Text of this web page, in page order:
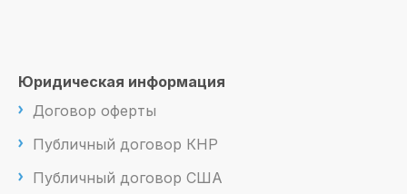
Юридическая информация
Договор оферты
Публичный договор КНР
Публичный договор США